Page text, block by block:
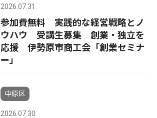
2026.07.31
参加費無料 実践的な経営戦略とノ
ウハウ 受講生募集 創業・独立を
応援 伊勢原市商工会「創業セミナ
ー｣
中原区
2026.07.30